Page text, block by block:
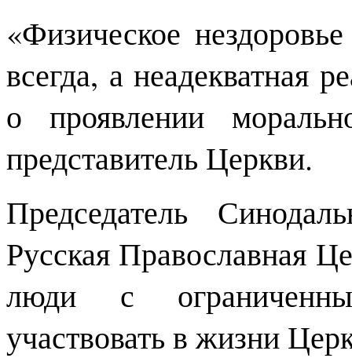
«Физическое
всегда, а неадекватная
о проявлении
представитель Церкви.
Председатель
Русская Православная
люди с
участвовать в жизни